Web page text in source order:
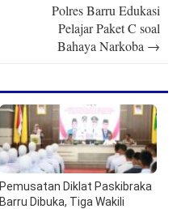
Polres Barru Edukasi
Pelajar Paket C soal
Bahaya Narkoba →
Pemusatan Diklat Paskibraka
Barru Dibuka, Tiga Wakili